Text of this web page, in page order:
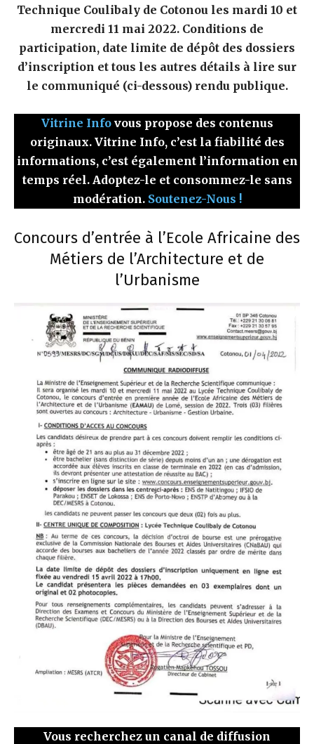
Technique Coulibaly de Cotonou les mardi 10 et
mercredi 11 mai 2022. Conditions de
participation, date limite de dépôt des dossiers
d’inscription et tous les autres détails à lire sur
le communiqué (ci-dessous) rendu publique.
Vitrine Infovous propose des contenus
originaux. Vitrine Info, c’est la fiabilité des
informations, c’est également l’information en
temps réel. Adoptez-le et consommez-le sans
modération. Soutenez-Nous !
Concours d’entrée à l’Ecole Africaine des
Métiers de l’Architecture et de
l’Urbanisme
Vous recherchez un canal de diffusion